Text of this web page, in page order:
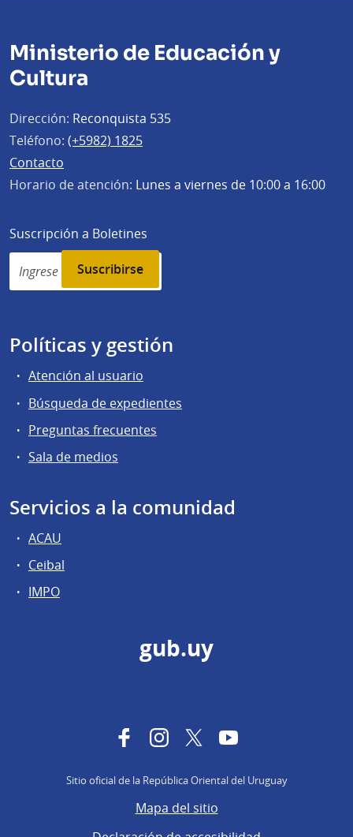
Ministerio de Educación y
Cultura
Dirección: Reconquista 535
Teléfono: (+5982) 1825
Contacto
Horario de atención: Lunes a viernes de 10:00 a 16:00
Suscripción a Boletines
Simplenews
subscription
Políticas y gestión
Atención al usuario
Búsqueda de expedientes
Preguntas frecuentes
Sala de medios
Servicios a la comunidad
ACAU
Ceibal
IMPO
gub.uy
FacebookInstagram
TwitterYouTube
Sitio oficial de la República Oriental del Uruguay
Mapa del sitio